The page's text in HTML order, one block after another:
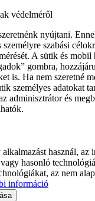
védelméről
nyújtani.
szabási
A sütik és
gombra,
is. Ha nem szeretné
személyes adatokat
adminisztrátor és
használ,
hasonló
az nem
információ